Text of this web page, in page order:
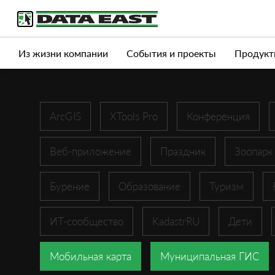
Услуги Продукты Истории успеха
Из жизни компании События и проекты
ArcGIS XTools Pro Конференция
Веб-приложение Праздник Зоопарк
Бурение Образование Туризм
ИТ-сообщество KadastrRU Дети
Мобильная карта Муниципальная ГИС